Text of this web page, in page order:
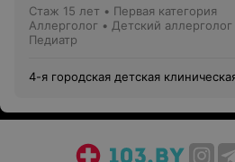
Стаж 15 лет • Первая категория
Аллерголог • Детский аллерголог
Педиатр
4-я городская детская